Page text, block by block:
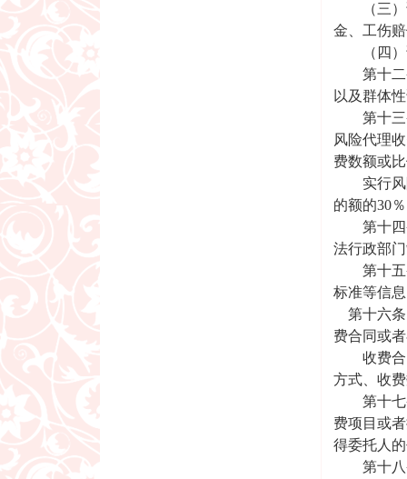
（三）请
金、工伤
（四）
第十二条
以及群体
第十三条
风险代理
费数额或
实行风险
的额的30
第十四条
法行政部
第十五条
标准等信
第十六条
费合同或
收费合同
方式、收
第十七条
费项目或
得委托人
第十八条